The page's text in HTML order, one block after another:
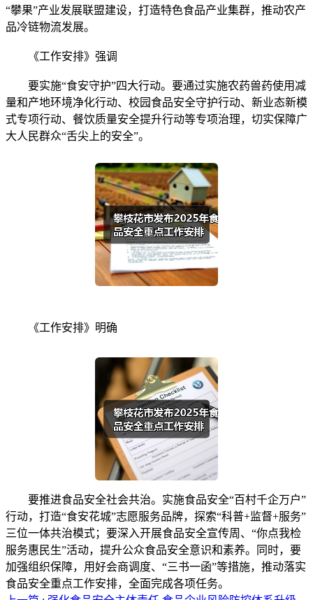
“攀果”产业发展联盟建设，打造特色食品产业集群，推动农产
品冷链物流发展。
《工作安排》强调
要实施“食安守护”四大行动。要通过实施农药兽药使用减
量和产地环境净化行动、校园食品安全守护行动、新业态新模
式专项行动、餐饮质量安全提升行动等专项治理，切实保障广
大人民群众“舌尖上的安全”。
《工作安排》明确
要推进食品安全社会共治。实施食品安全“百村千企万户”
行动，打造“食安花城”志愿服务品牌，探索“科普+监督+服务”
三位一体共治模式；要深入开展食品安全宣传周、“你点我检
服务惠民生”活动，提升公众食品安全意识和素养。同时，要
加强组织保障，用好会商调度、“三书一函”等措施，推动落实
食品安全重点工作安排，全面完成各项任务。